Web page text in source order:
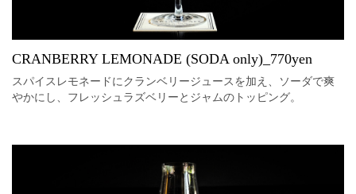
CRANBERRY LEMONADE (SODA only)_770yen
スパイスレモネードにクランベリージュースを加え、ソーダで爽
やかにし、フレッシュラズベリーとジャムのトッピング。